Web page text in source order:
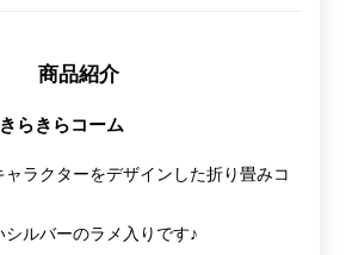
商品紹介
らきらコーム
ラクターをデザインした折り畳みコ
シルバーのラメ入りです♪